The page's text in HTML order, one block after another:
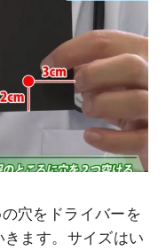
穴をドライバーを
ます。サイズはい